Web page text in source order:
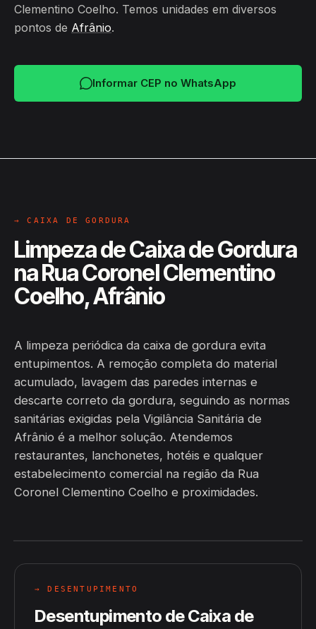
Clementino Coelho. Temos unidades em diversos
pontos de Afrânio.
Informar CEP no WhatsApp
→ CAIXA DE GORDURA
Limpeza de Caixa de Gordura
na Rua Coronel Clementino
Coelho, Afrânio
A limpeza periódica da caixa de gordura evita
entupimentos. A remoção completa do material
acumulado, lavagem das paredes internas e
descarte correto da gordura, seguindo as normas
sanitárias exigidas pela Vigilância Sanitária de
Afrânio é a melhor solução. Atendemos
restaurantes, lanchonetes, hotéis e qualquer
estabelecimento comercial na região da Rua
Coronel Clementino Coelho e proximidades.
→ DESENTUPIMENTO
Desentupimento de Caixa de